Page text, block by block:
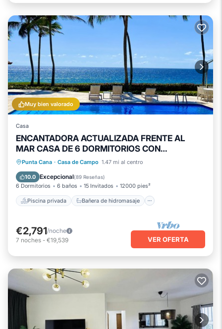
Muy bien valorado
Casa
ENCANTADORA ACTUALIZADA FRENTE AL
MAR CASA DE 6 DORMITORIOS CON
PERSONAL COMPLETO
Punta Cana · Casa de Campo 1.47 mi al centro
10.0 Excepcional(89 Reseñas)
6 Dormitorios 6 baños 15 Invitados 12000 pies²
Piscina privada Bañera de hidromasaje
Piscina privada
Bañera de hidromasaje
Desayuno
Aparcamiento
€2,791/noche
7 noches - €19,539 VER OFERTA